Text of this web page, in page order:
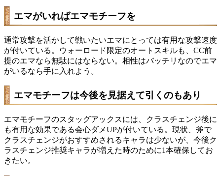
エマがいればエマモチーフを
通常攻撃を活かして戦いたいエマにとっては有用な攻撃速度
が付いている。ウォーロード限定のオートスキルも、CC前
提のエマなら無駄にはならない。相性はバッチリなのでエマ
がいるなら手に入れよう。
エマモチーフは今後を見据えて引くのもあり
エマモチーフのスタッグアックスには、クラスチェンジ後に
も有用な効果である会心ダメUPが付いている。現状、斧で
クラスチェンジがおすすめされるキャラは少ないが、今後ク
ラスチェンジ推奨キャラが増えた時のために1本確保してお
きたい。